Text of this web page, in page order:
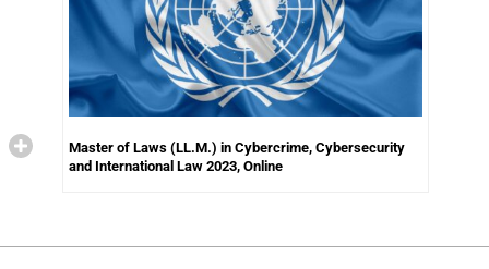
Master of Laws (LL.M.) in Cybercrime, Cybersecurity
and International Law 2023, Online